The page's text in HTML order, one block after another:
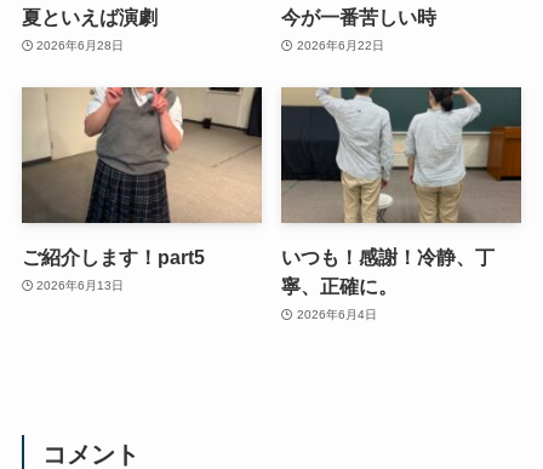
夏といえば演劇
2026年6月28日
今が一番苦しい時
2026年6月22日
ご紹介します！part5
2026年6月13日
いつも！感謝！冷静、丁
寧、正確に。
2026年6月4日
コメント